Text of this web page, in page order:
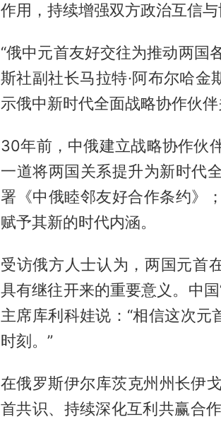
作用，持续增强双方政治互信与
“俄中元首友好交往为推动两国
斯社副社长马拉特·阿布尔哈
示俄中新时代全面战略协作伙伴
30年前，中俄建立战略协作伙
一道将两国关系提升为新时代
署《中俄睦邻友好合作条约》
赋予其新的时代内涵。
受访俄方人士认为，两国元首
具有继往开来的重要意义。中
主席库利科娃说：“相信这次
时刻。”
在俄罗斯伊尔库茨克州州长伊
首共识、持续深化互利共赢合